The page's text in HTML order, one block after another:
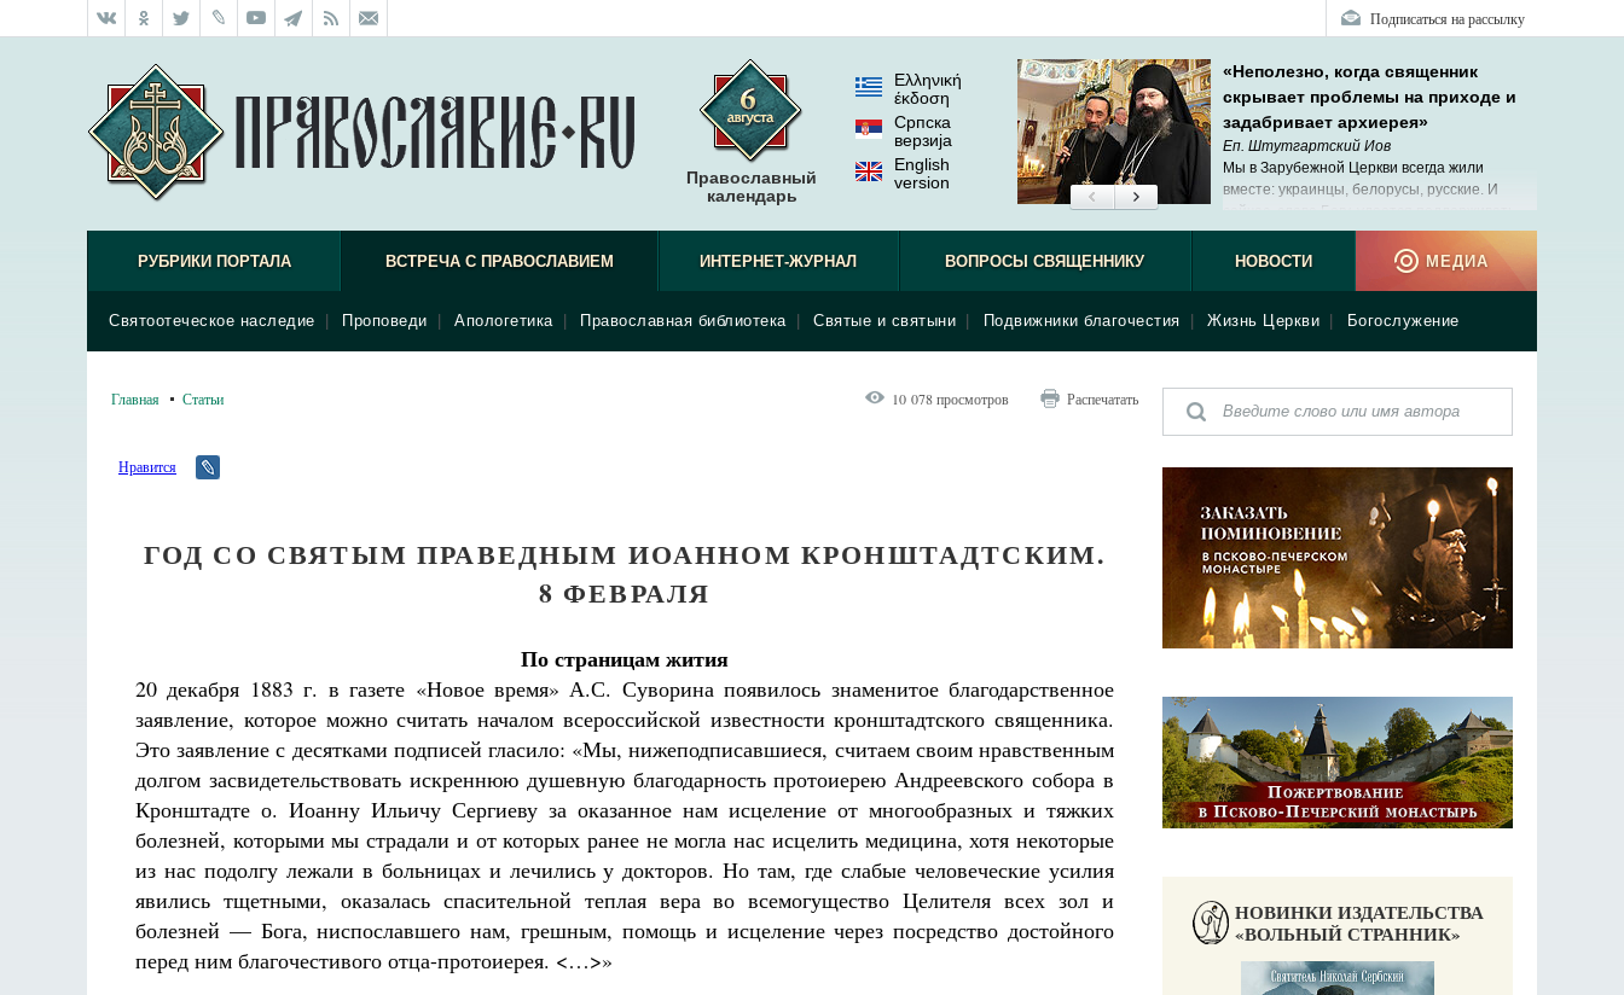
Подписаться на рассылку
Православный
календарь
Ελληνική
έκδοση
Српска
верзиjа
English
version
«Неполезно, когда священник
скрывает проблемы на приходе и
задабривает архиерея»
Еп. Штутгартский Иов
Мы в Зарубежной Церкви всегда жили
вместе: украинцы, белорусы, русские. И
эти теплые отношения.
РУБРИКИ ПОРТАЛА ВСТРЕЧА С ПРАВОСЛАВИЕМ
Святоотеческое наследие Проповеди Апологетика Православная библиотека Святые и святыни Подвижники благочестия Жизнь Церкви Богослужение
ИНТЕРНЕТ-ЖУРНАЛ ВОПРОСЫ СВЯЩЕННИКУ НОВОСТИ МЕДИА
Главная Статьи 10 078 просмотров Распечатать
Нравится
ГОД СО СВЯТЫМ ПРАВЕДНЫМ ИОАННОМ КРОНШТАДТСКИМ.
8 ФЕВРАЛЯ
По страницам жития
20 декабря 1883 г. в газете «Новое время» А.С. Суворина появилось знаменитое благодарственное
заявление, которое можно считать началом всероссийской известности кронштадтского священника.
Это заявление с десятками подписей гласило: «Мы, нижеподписавшиеся, считаем своим нравственным
долгом засвидетельствовать искреннюю душевную благодарность протоиерею Андреевского собора в
Кронштадте о. Иоанну Ильичу Сергиеву за оказанное нам исцеление от многообразных и тяжких
болезней, которыми мы страдали и от которых ранее не могла нас исцелить медицина, хотя некоторые
из нас подолгу лежали в больницах и лечились у докторов. Но там, где слабые человеческие усилия
явились тщетными, оказалась спасительной теплая вера во всемогущество Целителя всех зол и
болезней — Бога, ниспославшего нам, грешным, помощь и исцеление через посредство достойного
перед ним благочестивого отца-протоиерея. <…>»
НОВИНКИ ИЗДАТЕЛЬСТВА
«ВОЛЬНЫЙ СТРАННИК»